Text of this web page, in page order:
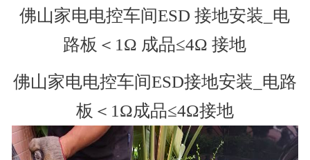
新闻动态
案例展示
佛山家电电控车间ESD 接地安装_电
路板＜1Ω 成品≤4Ω 接地
佛山家电电控车间ESD接地安装_电路
板＜1Ω成品≤4Ω接地